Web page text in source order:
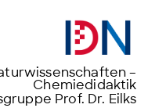
–
Chemiedidaktik
Prof. Dr. Eilks